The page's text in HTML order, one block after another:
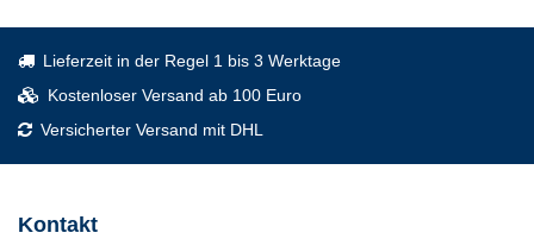
Lieferzeit in der Regel 1 bis 3 Werktage
Kostenloser Versand ab 100 Euro
Versicherter Versand mit DHL
Kontakt